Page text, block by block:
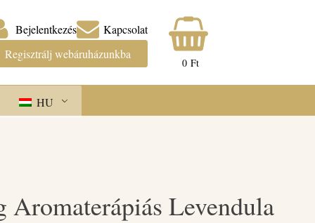
Bejelentkezés
Kapcsolat
Regisztrálj webáruházunkba
0 Ft
HU
Aromaterápiás Levendula